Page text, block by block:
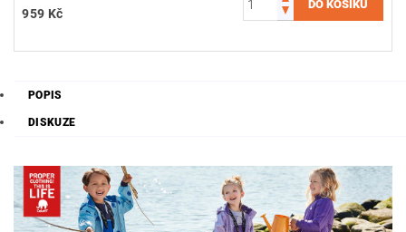
959 Kč
POPIS
DISKUZE